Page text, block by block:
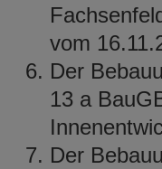
vom
Der
13 a
Der